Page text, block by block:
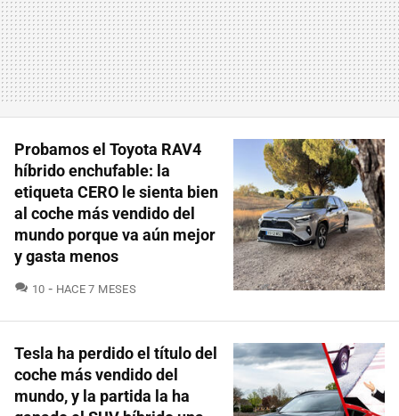
Probamos el Toyota RAV4
híbrido enchufable: la
etiqueta CERO le sienta bien
al coche más vendido del
mundo porque va aún mejor
y gasta menos
10 COMENTARIOS
HACE 7 MESES
Tesla ha perdido el título del
coche más vendido del
mundo, y la partida la ha